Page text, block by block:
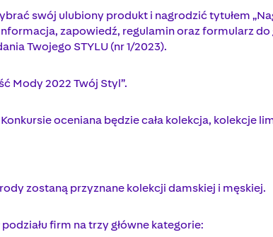
swój ulubiony produkt i nagrodzić tytułem
zapowiedź, regulamin oraz formularz do
Twojego STYLU (nr 1/2023).
Mody 2022 Twój Styl”.
oceniana będzie cała kolekcja, kolekcje
zostaną przyznane kolekcji damskiej i męskiej.
firm na trzy główne kategorie: